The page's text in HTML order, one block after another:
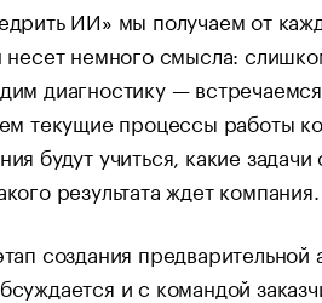
ИИ» мы получаем от
несет немного смысла:
диагностику —
текущие процессы работы
будут учиться, какие задачи
результата ждет компания.
создания предварительной
и с командой